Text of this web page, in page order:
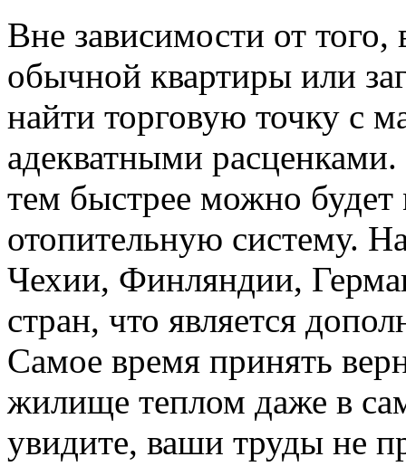
Вне зависимости от
обычной квартиры или
найти торговую точку с
адекватными
тем быстрее можно будет
отопительную систему.
Чехии, Финляндии,
стран, что является
Самое время принять
жилище теплом даже в
увидите, ваши труды не